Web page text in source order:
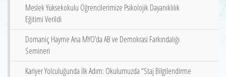
Meslek Yüksekokulu Öğrencilerimize Psikolojik Dayanıklılık
Eğitimi Verildi
Domaniç Hayme Ana MYO’da AB ve Demokrasi Farkındalığı
Semineri
Kariyer Yolculuğunda İlk Adım: Okulumuzda “Staj Bilgilendirme